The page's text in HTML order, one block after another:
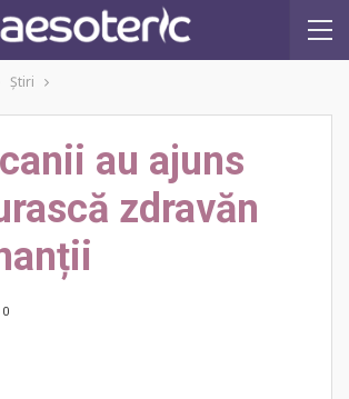
Ştiri
au ajuns
zdravăn
0